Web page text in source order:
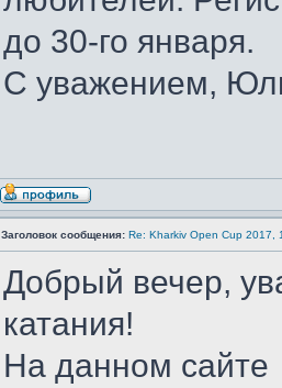
до 30-го января.
С уважением,
Заголовок сообщения: Re: Kharkiv Open Cup 2017,
Добрый вечер,
катания!
На данном сайте